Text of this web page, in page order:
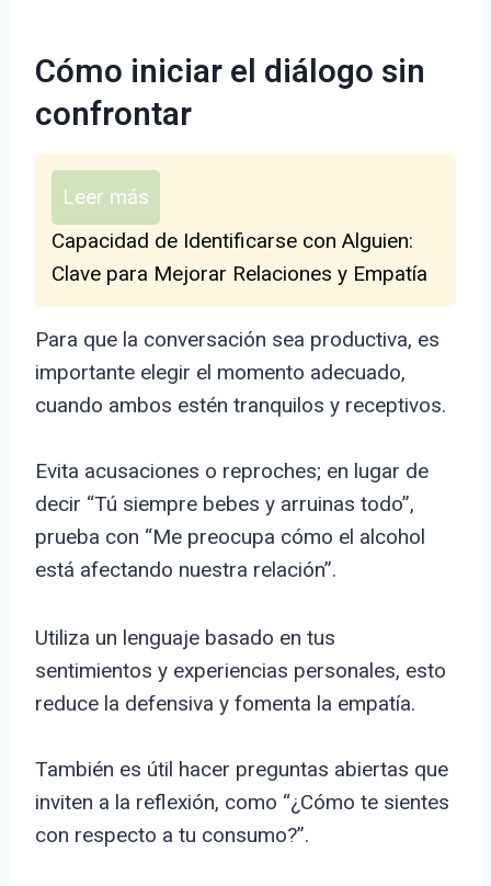
Cómo iniciar el diálogo sin
confrontar
Leer más
Capacidad de Identificarse con Alguien:
Clave para Mejorar Relaciones y Empatía
Para que la conversación sea productiva, es
importante elegir el momento adecuado,
cuando ambos estén tranquilos y receptivos.
Evita acusaciones o reproches; en lugar de
decir “Tú siempre bebes y arruinas todo”,
prueba con “Me preocupa cómo el alcohol
está afectando nuestra relación”.
Utiliza un lenguaje basado en tus
sentimientos y experiencias personales, esto
reduce la defensiva y fomenta la empatía.
También es útil hacer preguntas abiertas que
inviten a la reflexión, como “¿Cómo te sientes
con respecto a tu consumo?”.